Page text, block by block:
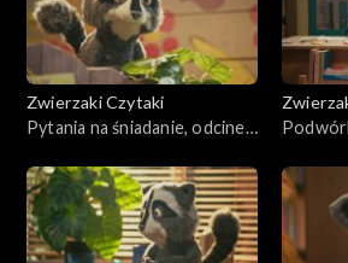
Zwierzaki Czytaki
Pytania na śniadanie, odcinek